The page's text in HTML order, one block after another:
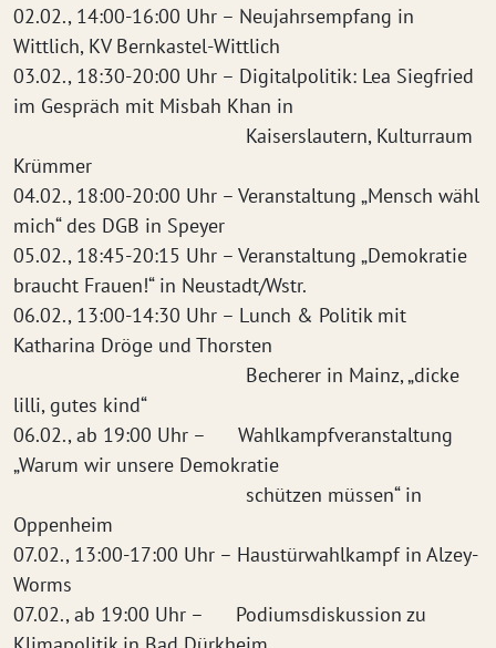
02.02., 14:00-16:00 Uhr – Neujahrsempfang in
Wittlich, KV Bernkastel-Wittlich
03.02., 18:30-20:00 Uhr – Digitalpolitik: Lea Siegfried
im Gespräch mit Misbah Khan in
Kaiserslautern, Kulturraum
Krümmer
04.02., 18:00-20:00 Uhr – Veranstaltung „Mensch wähl
mich“ des DGB in Speyer
05.02., 18:45-20:15 Uhr – Veranstaltung „Demokratie
braucht Frauen!“ in Neustadt/Wstr.
06.02., 13:00-14:30 Uhr – Lunch & Politik mit
Katharina Dröge und Thorsten
Becherer in Mainz, „dicke
lilli, gutes kind“
06.02., ab 19:00 Uhr – Wahlkampfveranstaltung
„Warum wir unsere Demokratie
schützen müssen“ in
Oppenheim
07.02., 13:00-17:00 Uhr – Haustürwahlkampf in Alzey-
Worms
07.02., ab 19:00 Uhr – Podiumsdiskussion zu